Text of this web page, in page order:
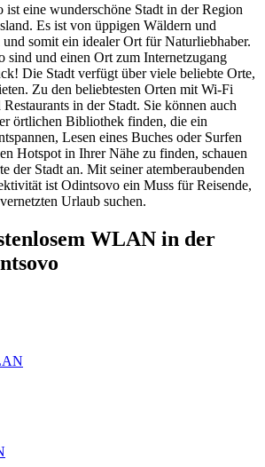
ist eine wunderschöne Stadt in der Region
Es ist von üppigen Wäldern und
somit ein idealer Ort für Naturliebhaber.
sind und einen Ort zum Internetzugang
Die Stadt verfügt über viele beliebte Orte,
Zu den beliebtesten Orten mit Wi-Fi
in der Stadt. Sie können auch
örtlichen Bibliothek finden, die ein
Lesen eines Buches oder Surfen
Hotspot in Ihrer Nähe zu finden, schauen
der Stadt an. Mit seiner atemberaubenden
ist Odintsovo ein Muss für Reisende,
Urlaub suchen.
WLAN in der